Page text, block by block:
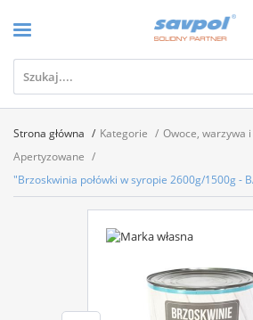
Strona główna Kategorie Owoce, warzywa
Apertyzowane
"Brzoskwinia połówki w syropie 2600g/1500g -